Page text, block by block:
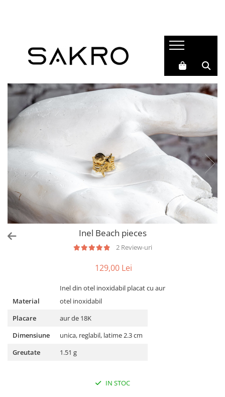
Charms
Pandantive
Brose
Bratari de picior
Inele
Cercei
Coliere
Inel Beach pieces
2 Review-uri
129,00 Lei
Inel din otel inoxidabil placat cu aur
Material
otel inoxidabil
Placare
aur de 18K
Dimensiune
unica, reglabil, latime 2.3 cm
Greutate
1.51 g
IN STOC